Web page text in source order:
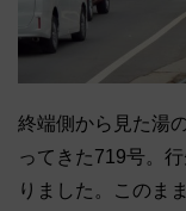
終端側から見た湯
ってきた719号。
りました。このま